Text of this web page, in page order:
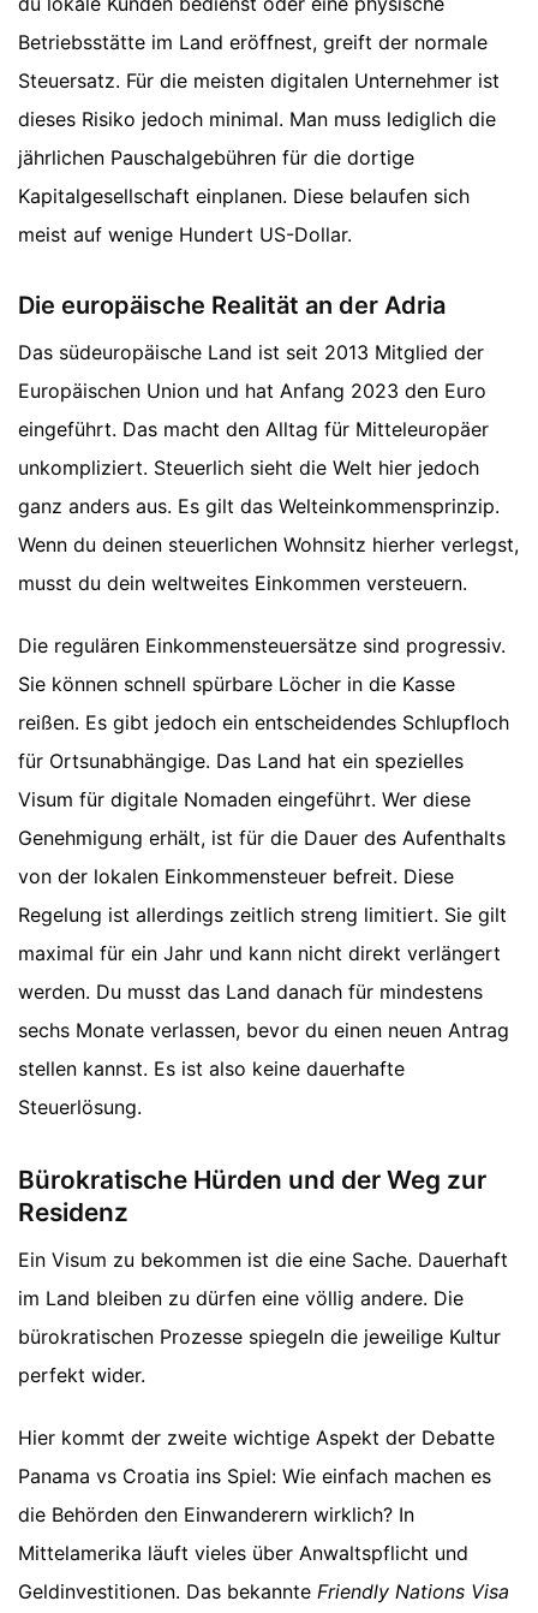
Betriebsstätte im Land eröffnest, greift der normale
Steuersatz. Für die meisten digitalen Unternehmer ist
dieses Risiko jedoch minimal. Man muss lediglich die
jährlichen Pauschalgebühren für die dortige
Kapitalgesellschaft einplanen. Diese belaufen sich
meist auf wenige Hundert US-Dollar.
Die europäische Realität an der Adria
Das südeuropäische Land ist seit 2013 Mitglied der
Europäischen Union und hat Anfang 2023 den Euro
eingeführt. Das macht den Alltag für Mitteleuropäer
unkompliziert. Steuerlich sieht die Welt hier jedoch
ganz anders aus. Es gilt das Welteinkommensprinzip.
Wenn du deinen steuerlichen Wohnsitz hierher verlegst,
musst du dein weltweites Einkommen versteuern.
Die regulären Einkommensteuersätze sind progressiv.
Sie können schnell spürbare Löcher in die Kasse
reißen. Es gibt jedoch ein entscheidendes Schlupfloch
für Ortsunabhängige. Das Land hat ein spezielles
Visum für digitale Nomaden eingeführt. Wer diese
Genehmigung erhält, ist für die Dauer des Aufenthalts
von der lokalen Einkommensteuer befreit. Diese
Regelung ist allerdings zeitlich streng limitiert. Sie gilt
maximal für ein Jahr und kann nicht direkt verlängert
werden. Du musst das Land danach für mindestens
sechs Monate verlassen, bevor du einen neuen Antrag
stellen kannst. Es ist also keine dauerhafte
Steuerlösung.
Bürokratische Hürden und der Weg zur
Residenz
Ein Visum zu bekommen ist die eine Sache. Dauerhaft
im Land bleiben zu dürfen eine völlig andere. Die
bürokratischen Prozesse spiegeln die jeweilige Kultur
perfekt wider.
Hier kommt der zweite wichtige Aspekt der Debatte
Panama vs Croatia ins Spiel: Wie einfach machen es
die Behörden den Einwanderern wirklich? In
Mittelamerika läuft vieles über Anwaltspflicht und
Geldinvestitionen. Das bekannte Friendly Nations Visa